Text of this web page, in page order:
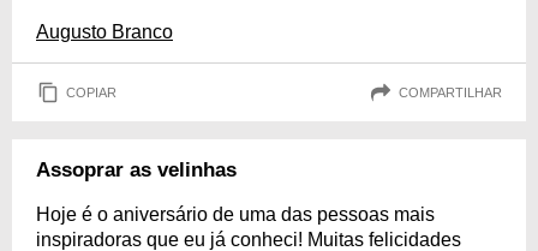
Augusto Branco
COPIAR COMPARTILHAR
Assoprar as velinhas
Hoje é o aniversário de uma das pessoas mais
inspiradoras que eu já conheci! Muitas felicidades